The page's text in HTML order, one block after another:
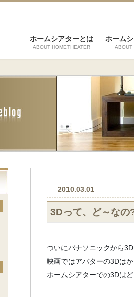
ホームシアターとは
ABOUT HOMETHEATER
ホーム
ABOUT
2010.03.01
3Dって、ど～なの
ついにパナソニックから
映画ではアバターの3Dは
ホームシアターでの3Dは